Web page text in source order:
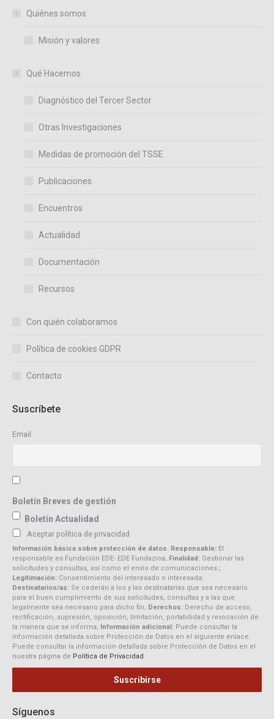
Quiénes somos
Misión y valores
Qué Hacemos
Diagnóstico del Tercer Sector
Otras Investigaciones
Medidas de promoción del TSSE
Publicaciones
Encuentros
Actualidad
Documentación
Recursos
Con quién colaboramos
Política de cookies GDPR
Contacto
Suscríbete
Email
Boletín Breves de gestión
Boletín Actualidad
Aceptar política de privacidad
Información básica sobre protección de datos. Responsable: El
responsable es Fundación EDE- EDE Fundazioa; Finalidad: Gestionar las
solicitudes y consultas, así como el envío de comunicaciones.;
Legitimación: Consentimiento del interesado o interesada;
Destinatarios/as: Se cederán a los y las destinatarias que sea necesario
para el buen cumplimiento de sus solicitudes, consultas y a las que
legalmente sea necesario para dicho fin; Derechos: Derecho de acceso,
rectificación, supresión, oposición, limitación, portabilidad y revocación de
la manera que se informa;
Información adicional: Puede consultar la
información detallada sobre Protección de Datos en el siguiente enlace.
Puede consultar la información detallada sobre Protección de Datos en el
nuestra página de Política de Privacidad
Síguenos